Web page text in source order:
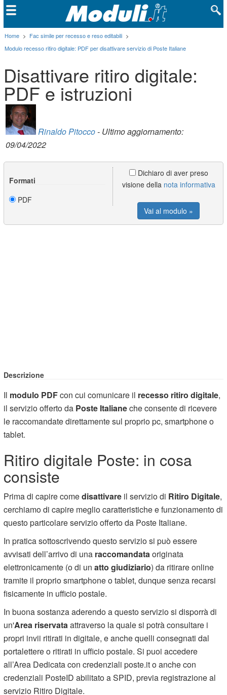
Home > Fac simile per recesso e reso editabili >
Modulo recesso ritiro digitale: PDF per disattivare servizio di Poste Italiane
Disattivare ritiro digitale:
PDF e istruzioni
Rinaldo Pitocco- Ultimo aggiornamento:
09/04/2022
Formati
PDF
Dichiaro di aver preso
visione della nota informativa
Vai al modulo »
Descrizione
Il modulo PDFcon cui comunicare il recesso ritiro digitale,
il servizio offerto da Poste Italianeche consente di ricevere
le raccomandate direttamente sul proprio pc, smartphone o
tablet.
Ritiro digitale Poste: in cosa
consiste
Prima di capire comedisattivare il servizio di Ritiro Digitale,
cerchiamo di capire meglio caratteristiche e funzionamento di
questo particolare servizio offerto da Poste Italiane.
In pratica sottoscrivendo questo servizio si può essere
avvisati dell’arrivo di una raccomandata originata
elettronicamente (o di unatto giudiziario) da ritirare online
tramite il proprio smartphone o tablet, dunque senza recarsi
fisicamente in ufficio postale.
In buona sostanza aderendo a questo servizio si disporrà di
un'Area riservata attraverso la quale si potrà consultare i
propri invii ritirati in digitale, e anche quelli consegnati dal
portalettere o ritirati in ufficio postale. Si puoi accedere
all’Area Dedicata con credenziali poste.it o anche con
credenziali PosteID abilitato a SPID, previa registrazione al
servizio Ritiro Digitale.